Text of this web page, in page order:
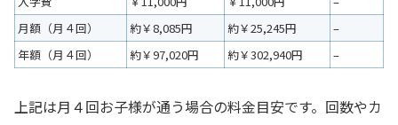
月額（月４回）
約￥8,085円 約￥25,245円
–
年額（月４回）
約￥97,020円 約￥302,940円 –
上記は月４回お子様が通う場合の料金目安です。回数やカ